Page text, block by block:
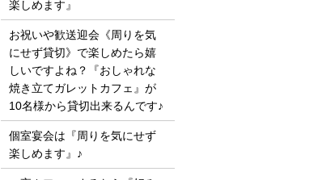
楽しめます』
お祝いや歓送迎会《周りを気
にせず貸切》で楽しめたら嬉
しいですよね？『おしゃれな
焼き立てガレットカフェ』が
10名様から貸切出来るんです♪
個室宴会は『周りを気にせず
楽しめます』♪